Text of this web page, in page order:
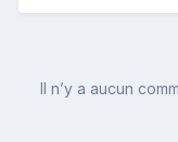
Il n’y a aucun